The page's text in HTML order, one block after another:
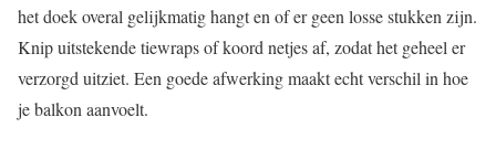
het doek overal gelijkmatig hangt en of er geen losse stukken zijn.
Knip uitstekende tiewraps of koord netjes af, zodat het geheel er
verzorgd uitziet. Een goede afwerking maakt echt verschil in hoe
je balkon aanvoelt.